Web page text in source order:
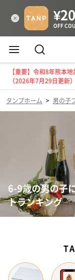
【重要】令和8年熊本
（2026年7月29日更新）
タンプホーム > 男の子
6-9歳の男の子
トランキング